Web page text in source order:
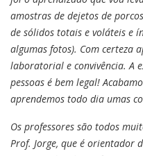
amostras de dejetos de
de sólidos totais e voláteis e
algumas fotos). Com certeza
laboratorial e convivência. A
pessoas é bem legal!
aprendemos todo dia umas
Os professores são todos
Prof. Jorge, que é orientador